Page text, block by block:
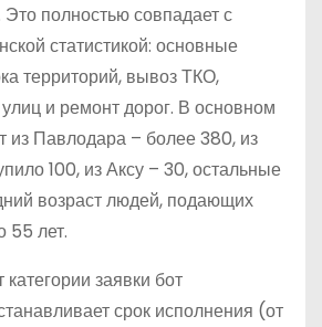
Это полностью совпадает с
статистикой: основные
территорий, вывоз ТКО,
улиц и ремонт дорог. В основном
из Павлодара – более 380, из
100, из Аксу – 30, остальные
возраст людей, подающих
55 лет.
заявки бот
срок исполнения (от